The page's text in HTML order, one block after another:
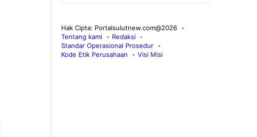
Hak Cipta: Portalsulutnew.com@2026
Tentang kami
Redaksi
Standar Operasional Prosedur
Kode Etik Perusahaan
Visi Misi